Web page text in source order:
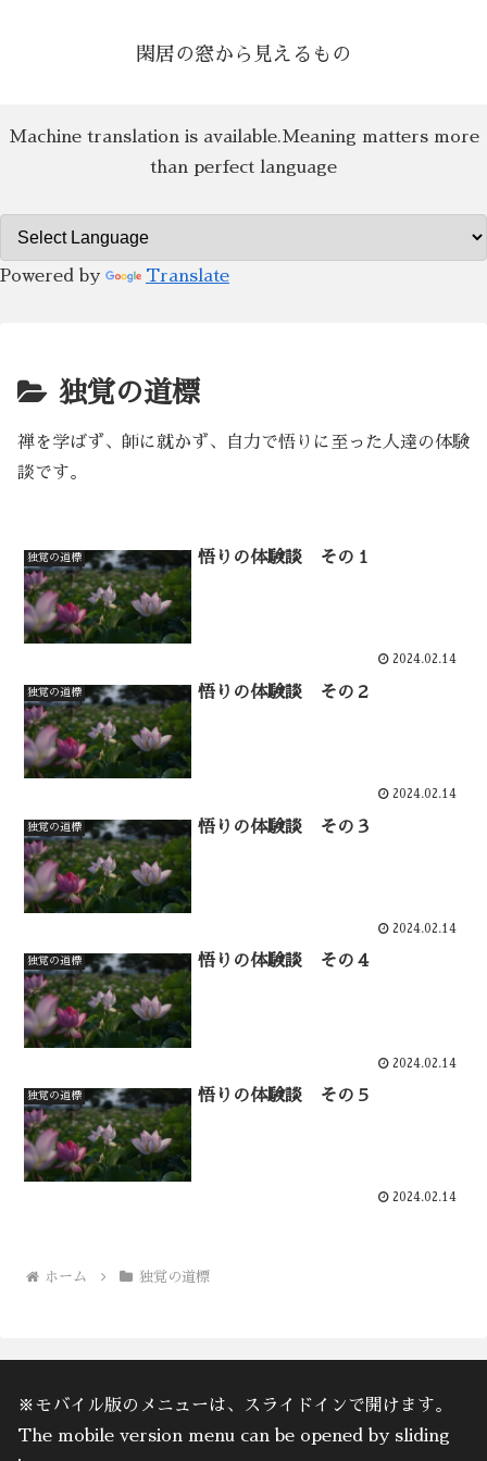
閑居の窓から見えるもの
Machine translation is available.Meaning matters more
than perfect language
Powered by Translate
独覚の道標
禅を学ばず、師に就かず、自力で悟りに至った人達の体験
談です。
独覚の道標 悟りの体験談 その１
2024.02.14
独覚の道標 悟りの体験談 その２
2024.02.14
独覚の道標 悟りの体験談 その３
2024.02.14
独覚の道標 悟りの体験談 その４
2024.02.14
独覚の道標 悟りの体験談 その５
2024.02.14
ホーム 独覚の道標
※モバイル版のメニューは、スライドインで開けます。
The mobile version menu can be opened by sliding